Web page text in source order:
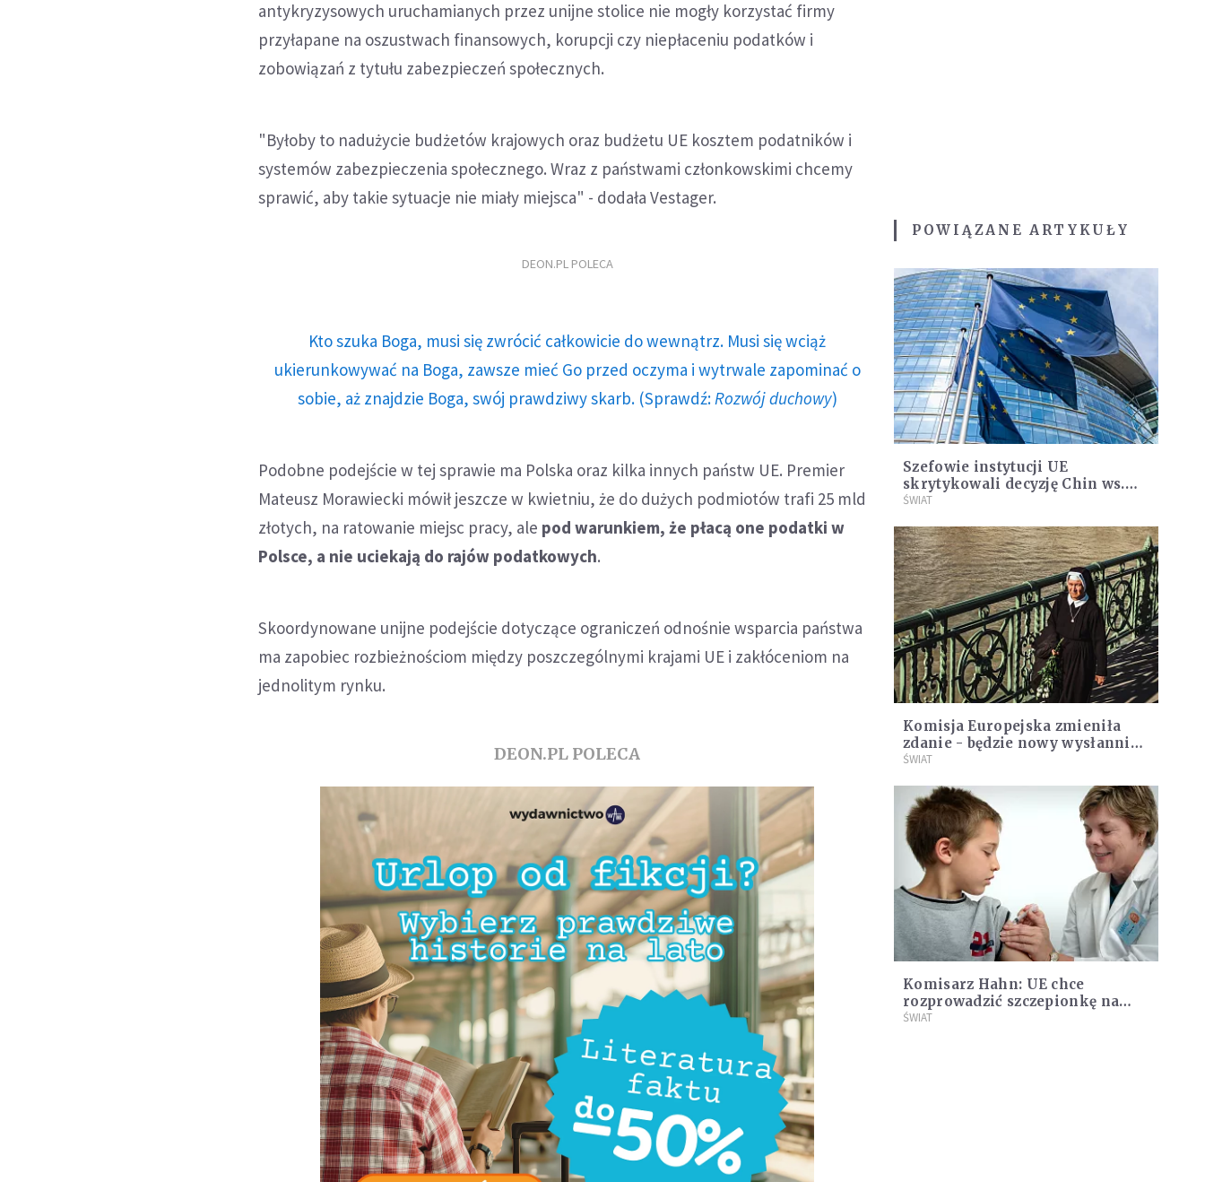
antykryzysowych uruchamianych przez unijne stolice nie mogły korzystać firmy
przyłapane na oszustwach finansowych, korupcji czy niepłaceniu podatków i
zobowiązań z tytułu zabezpieczeń społecznych.
"Byłoby to nadużycie budżetów krajowych oraz budżetu UE kosztem podatników i
systemów zabezpieczenia społecznego. Wraz z państwami członkowskimi chcemy
sprawić, aby takie sytuacje nie miały miejsca" - dodała Vestager.
DEON.PL POLECA
Kto szuka Boga, musi się zwrócić całkowicie do wewnątrz. Musi się wciąż
ukierunkowywać na Boga, zawsze mieć Go przed oczyma i wytrwale zapominać o
sobie, aż znajdzie Boga, swój prawdziwy skarb. (Sprawdź: Rozwój duchowy)
Podobne podejście w tej sprawie ma Polska oraz kilka innych państw UE. Premier
Mateusz Morawiecki mówił jeszcze w kwietniu, że do dużych podmiotów trafi 25 mld
złotych, na ratowanie miejsc pracy, ale pod warunkiem, że płacą one podatki w
Polsce, a nie uciekają do rajów podatkowych.
Skoordynowane unijne podejście dotyczące ograniczeń odnośnie wsparcia państwa
ma zapobiec rozbieżnościom między poszczególnymi krajami UE i zakłóceniom na
jednolitym rynku.
DEON.PL POLECA
POWIĄZANE ARTYKUŁY
Szefowie instytucji UE
skrytykowali decyzję Chin ws.
nowych przepisów dotyczących
ŚWIAT
Komisja Europejska zmieniła
zdanie - będzie nowy wysłannik
ds. wolności religijnej
ŚWIAT
Komisarz Hahn: UE chce
rozprowadzić szczepionkę na
koronawirusa na cały świat
ŚWIAT